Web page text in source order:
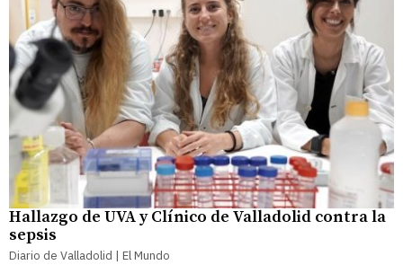
Hallazgo de UVA y Clínico de Valladolid contra la
sepsis
Diario de Valladolid | El Mundo